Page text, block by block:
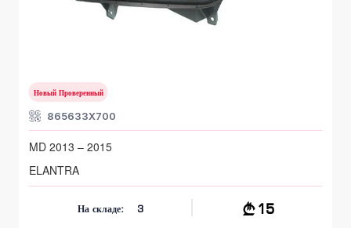
Передний бампер
Новый Проверенный
865633X700
MD 2013 – 2015
ELANTRA
На складе: 3 15